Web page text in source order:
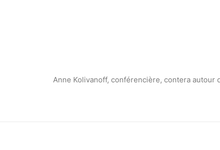
Anne Kolivanoff, conférencière, contera autour